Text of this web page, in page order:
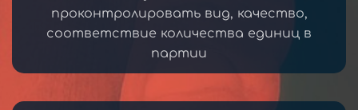
проконтролировать вид, качество,
соответствие количества единиц в
партии